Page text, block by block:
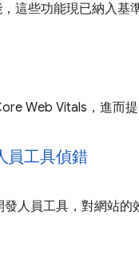
這些功能現已納入基
Web Vitals，進而提
員工具偵錯
人員工具，對網站的